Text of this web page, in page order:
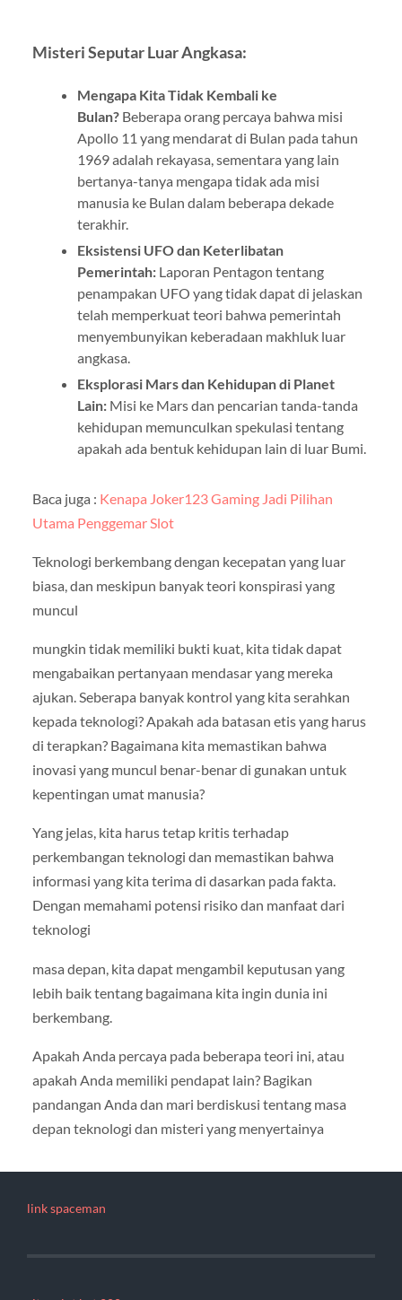
Misteri Seputar Luar Angkasa:
Mengapa Kita Tidak Kembali ke
Bulan?Beberapa orang percaya bahwa misi
Apollo 11 yang mendarat di Bulan pada tahun
1969 adalah rekayasa, sementara yang lain
bertanya-tanya mengapa tidak ada misi
manusia ke Bulan dalam beberapa dekade
terakhir.
Eksistensi UFO dan Keterlibatan
Pemerintah:Laporan Pentagon tentang
penampakan UFO yang tidak dapat di jelaskan
telah memperkuat teori bahwa pemerintah
menyembunyikan keberadaan makhluk luar
angkasa.
Eksplorasi Mars dan Kehidupan di Planet
Lain:Misi ke Mars dan pencarian tanda-tanda
kehidupan memunculkan spekulasi tentang
apakah ada bentuk kehidupan lain di luar Bumi.
Baca juga : Kenapa Joker123 Gaming Jadi Pilihan
Utama Penggemar Slot
Teknologi berkembang dengan kecepatan yang luar
biasa, dan meskipun banyak teori konspirasi yang
muncul
mungkin tidak memiliki bukti kuat, kita tidak dapat
mengabaikan pertanyaan mendasar yang mereka
ajukan. Seberapa banyak kontrol yang kita serahkan
kepada teknologi? Apakah ada batasan etis yang harus
di terapkan? Bagaimana kita memastikan bahwa
inovasi yang muncul benar-benar di gunakan untuk
kepentingan umat manusia?
Yang jelas, kita harus tetap kritis terhadap
perkembangan teknologi dan memastikan bahwa
informasi yang kita terima di dasarkan pada fakta.
Dengan memahami potensi risiko dan manfaat dari
teknologi
masa depan, kita dapat mengambil keputusan yang
lebih baik tentang bagaimana kita ingin dunia ini
berkembang.
Apakah Anda percaya pada beberapa teori ini, atau
apakah Anda memiliki pendapat lain? Bagikan
pandangan Anda dan mari berdiskusi tentang masa
depan teknologi dan misteri yang menyertainya
link spaceman